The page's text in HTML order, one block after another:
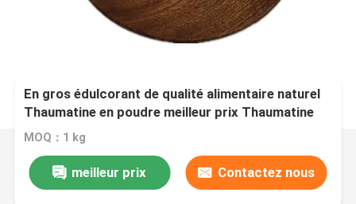
En gros édulcorant de qualité alimentaire naturel
Thaumatine en poudre meilleur prix Thaumatine
MOQ：1 kg
meilleur prix Contactez nous